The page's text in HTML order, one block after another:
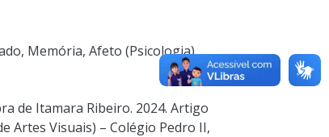
, Memória, Afeto (Psicologia)
de Itamara Ribeiro. 2024. Artigo
Artes Visuais) – Colégio Pedro II,